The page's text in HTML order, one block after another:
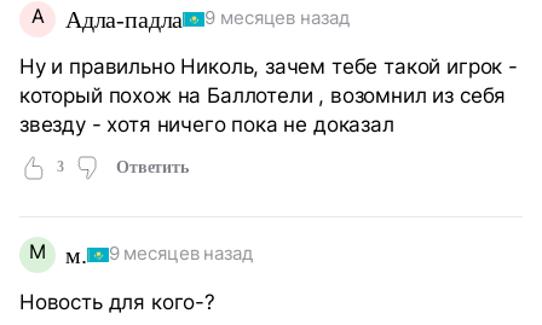
А Адла-падла 9 месяцев назад
Ну и правильно Николь, зачем тебе такой игрок -
который похож на Баллотели , возомнил из себя
звезду - хотя ничего пока не доказал
3 Ответить
М м. 9 месяцев назад
Новость для кого-?